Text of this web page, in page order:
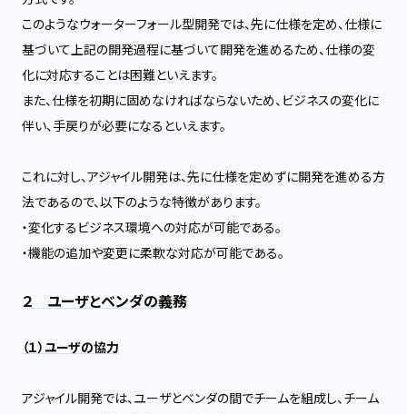
このようなウォーターフォール型開発では、先に仕様を定め、仕様に
基づいて上記の開発過程に基づいて開発を進めるため、仕様の変
化に対応することは困難といえます。
また、仕様を初期に固めなければならないため、ビジネスの変化に
伴い、手戻りが必要になるといえます。
これに対し、アジャイル開発は、先に仕様を定めずに開発を進める方
法であるので、以下のような特徴があります。
・変化するビジネス環境への対応が可能である。
・機能の追加や変更に柔軟な対応が可能である。
２ ユーザとベンダの義務
（１）ユーザの協力
アジャイル開発では、ユーザとベンダの間でチームを組成し、チーム